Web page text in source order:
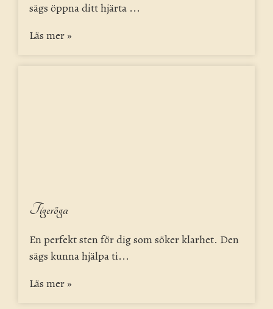
sägs öppna ditt hjärta ...
Läs mer »
Tigeröga
En perfekt sten för dig som söker klarhet. Den
sägs kunna hjälpa ti...
Läs mer »